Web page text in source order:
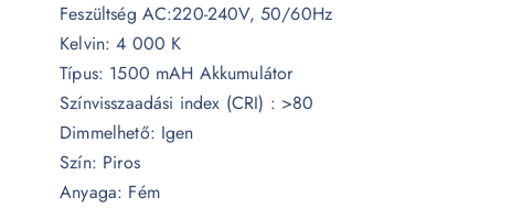
Feszültség AC:220-240V, 50/60Hz
Kelvin: 4 000 K
Típus: 1500 mAH Akkumulátor
Színvisszaadási index (CRI) : >80
Dimmelhető: Igen
Szín: Piros
Anyaga: Fém